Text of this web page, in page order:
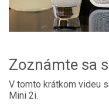
Zoznámte sa
V tomto krátkom videu
Mini 2i.